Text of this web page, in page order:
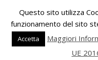
content
PALESTRA
Questo sito utilizza
funzionamento del sito
Accetta
Maggiori
UE